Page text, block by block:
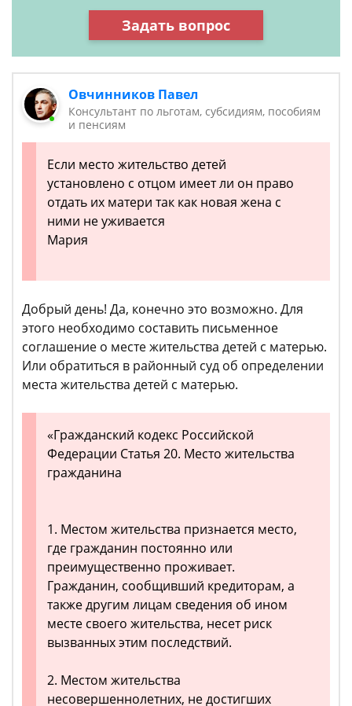
Задать вопрос
Овчинников Павел
Консультант по льготам, субсидиям, пособиям
и пенсиям
Если место жительство детей
установлено с отцом имеет ли он право
отдать их матери так как новая жена с
ними не уживается
Мария
Добрый день! Да, конечно это возможно. Для
этого необходимо составить письменное
соглашение о месте жительства детей с матерью.
Или обратиться в районный суд об определении
места жительства детей с матерью.
«Гражданский кодекс Российской
Федерации Статья 20. Место жительства
гражданина
1. Местом жительства признается место,
где гражданин постоянно или
преимущественно проживает.
Гражданин, сообщивший кредиторам, а
также другим лицам сведения об ином
месте своего жительства, несет риск
вызванных этим последствий.
2. Местом жительства
несовершеннолетних, не достигших